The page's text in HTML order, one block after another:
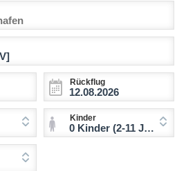
Rückflug
Kinder
0 Kinder (2-11 Jahre)